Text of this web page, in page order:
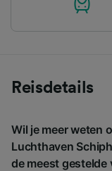
Reisdetails
Wil je meer weten
Luchthaven
de meest gestelde